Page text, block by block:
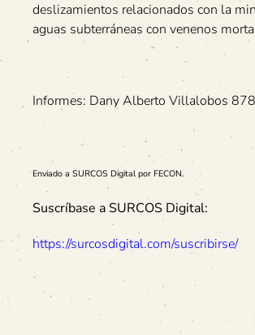
deslizamientos relacionados con la
aguas subterráneas con venenos
Informes: Dany Alberto Villalobos
Enviado a SURCOS Digital por FECON.
Suscríbase a SURCOS Digital:
https://surcosdigital.com/suscribirse/